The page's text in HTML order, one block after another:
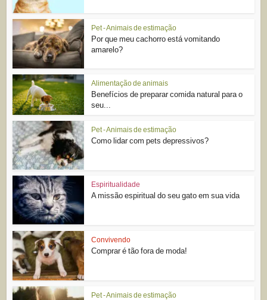
Pet - Animais de estimação
Por que meu cachorro está vomitando
amarelo?
Alimentação de animais
Benefícios de preparar comida natural para o
seu...
Pet - Animais de estimação
Como lidar com pets depressivos?
Espiritualidade
A missão espiritual do seu gato em sua vida
Convivendo
Comprar é tão fora de moda!
Pet - Animais de estimação